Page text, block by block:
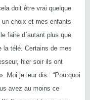
doit être vrai quelque
choix et mes enfants
faire d´autant plus que
la télé. Certains de mes
hier soir ils ont
Moi je leur dis : “Pourquoi
avez au moins ce